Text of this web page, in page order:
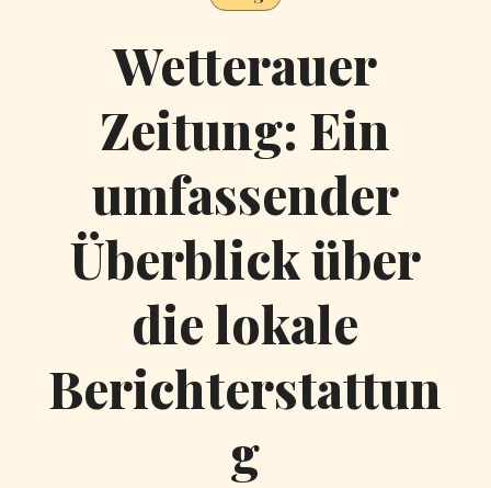
Wetterauer
Zeitung: Ein
umfassender
Überblick über
die lokale
Berichterstattun
g